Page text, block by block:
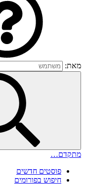
מאת:
מתקדם…
פוסטים חדשים
חיפוש בפורומים